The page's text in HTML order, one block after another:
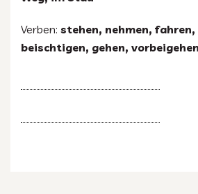
Verben: stehen, nehmen,
beischtigen, gehen, vorbeigehen